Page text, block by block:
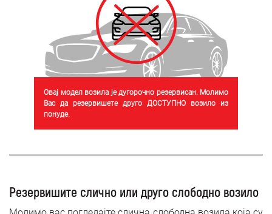
Овај модел возила је дугорочно резервисан. Молимо
Вас да резервишете друго ДОСТУПНО возило из
понуде.
Резервишите слично или друго слободно возило